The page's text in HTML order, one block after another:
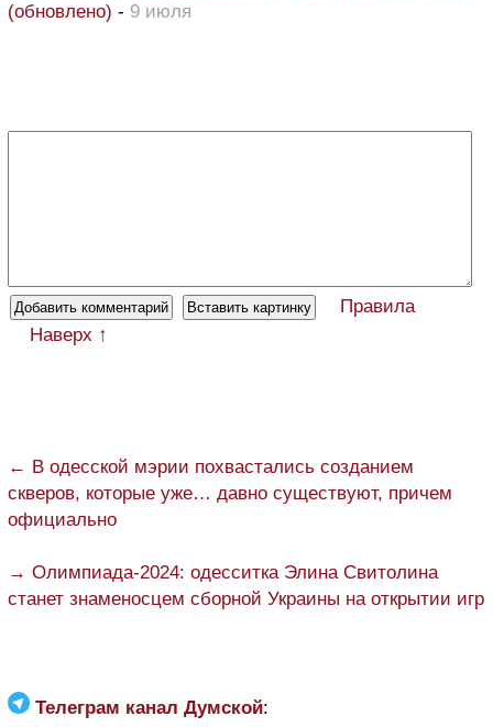
(обновлено) - 9 июля
Правила
Наверх ↑
← В одесской мэрии похвастались созданием
скверов, которые уже… давно существуют, причем
официально
→ Олимпиада-2024: одесситка Элина Свитолина
станет знаменосцем сборной Украины на открытии игр
Телеграм канал Думской: